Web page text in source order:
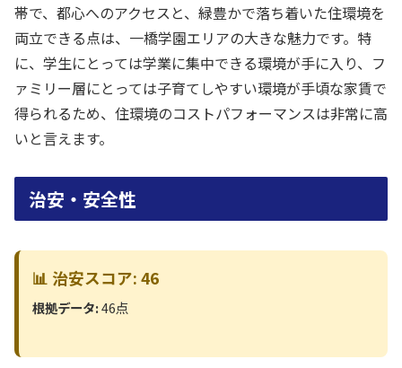
帯で、都心へのアクセスと、緑豊かで落ち着いた住環境を
両立できる点は、一橋学園エリアの大きな魅力です。特
に、学生にとっては学業に集中できる環境が手に入り、フ
ァミリー層にとっては子育てしやすい環境が手頃な家賃で
得られるため、住環境のコストパフォーマンスは非常に高
いと言えます。
治安・安全性
📊 治安スコア: 46
根拠データ:46点